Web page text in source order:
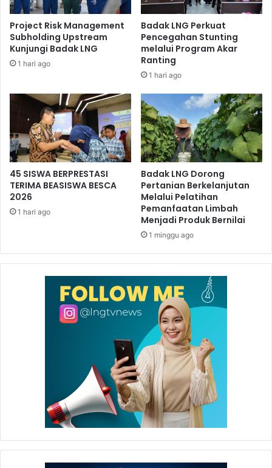
Project Risk Management
Subholding Upstream
Kunjungi Badak LNG
1 hari ago
Badak LNG Perkuat
Pencegahan Stunting
melalui Program Akar
Ranting
1 hari ago
45 SISWA BERPRESTASI
TERIMA BEASISWA BESCA
2026
1 hari ago
Badak LNG Dorong
Pertanian Berkelanjutan
Melalui Pelatihan
Pemanfaatan Limbah
Menjadi Produk Bernilai
1 minggu ago